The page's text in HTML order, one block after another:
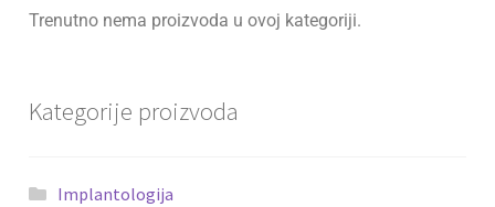
Trenutno nema proizvoda u ovoj kategoriji.
Kategorije proizvoda
Implantologija